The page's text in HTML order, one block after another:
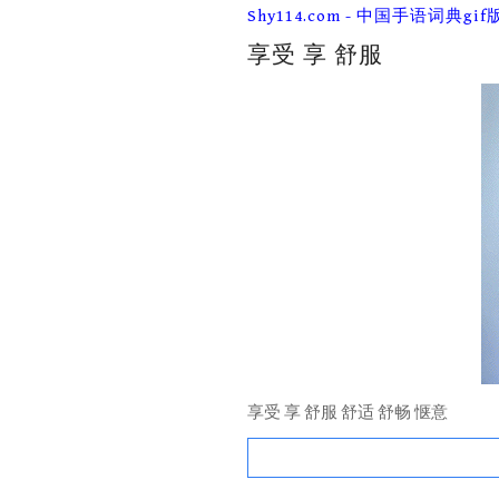
Skip
content
Shy114.com - 中国手语词典gif
享受 享 舒服
享受 享 舒服 舒适 舒畅 惬意
Search